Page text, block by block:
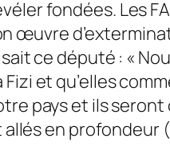
fondées. Les
œuvre
ce député : «
Fizi et qu’elles
pays et ils
en